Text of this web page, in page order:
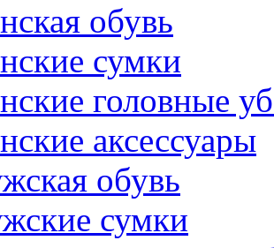
обувь
сумки
головные
аксессуары
обувь
сумки